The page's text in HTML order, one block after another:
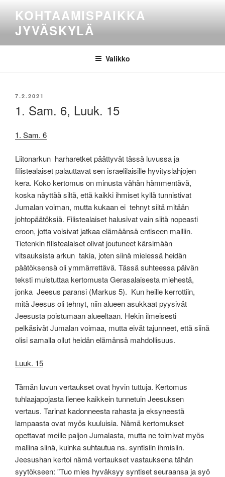
sisältöönKOHTAAMISPAIKKA
JYVÄSKYLÄ
Valikko
JULKAISTU
7.2.2021
1. Sam. 6, Luuk. 15
1. Sam. 6
Liitonarkun harharetket päättyvät tässä luvussa ja
filistealaiset palauttavat sen israelilaisille hyvityslahjojen
kera. Koko kertomus on minusta vähän hämmentävä,
koska näyttää siltä, että kaikki ihmiset kyllä tunnistivat
Jumalan voiman, mutta kukaan ei tehnyt siitä mitään
johtopäätöksiä. Filistealaiset halusivat vain siitä nopeasti
eroon, jotta voisivat jatkaa elämäänsä entiseen malliin.
Tietenkin filistealaiset olivat joutuneet kärsimään
vitsauksista arkun takia, joten siinä mielessä heidän
päätöksensä oli ymmärrettävä. Tässä suhteessa päivän
teksti muistuttaa kertomusta Gerasalaisesta miehestä,
jonka Jeesus paransi (Markus 5). Kun heille kerrottiin,
mitä Jeesus oli tehnyt, niin alueen asukkaat pyysivät
Jeesusta poistumaan alueeltaan. Hekin ilmeisesti
pelkäsivät Jumalan voimaa, mutta eivät tajunneet, että siinä
olisi samalla ollut heidän elämänsä mahdollisuus.
Luuk. 15
Tämän luvun vertaukset ovat hyvin tuttuja. Kertomus
tuhlaajapojasta lienee kaikkein tunnetuin Jeesuksen
vertaus. Tarinat kadonneesta rahasta ja eksyneestä
lampaasta ovat myös kuuluisia. Nämä kertomukset
opettavat meille paljon Jumalasta, mutta ne toimivat myös
mallina siinä, kuinka suhtautua ns. syntisiin ihmisiin.
Jeesushan kertoi nämä vertaukset vastauksena tähän
syytökseen: ”Tuo mies hyväksyy syntiset seuraansa ja syö